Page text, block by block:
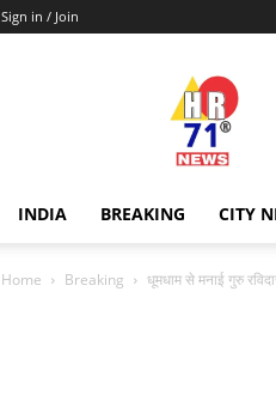
Sign in / Join
Hr71news
INDIA BREAKING CITY
Home Breaking धूमधाम से मनाई गुरु